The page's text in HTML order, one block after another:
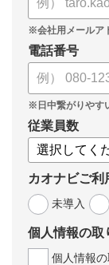
電話番号
従業員数
カオナビご利
未導入
個人情報の取
個人情報の